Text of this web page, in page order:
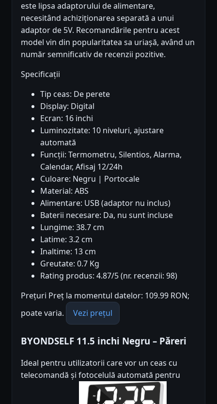
este lipsa adaptorului de alimentare,
necesitând achiziționarea separată a unui
adaptor de 5V. Recomandările pentru acest
model vin din popularitatea sa uriașă, având un
număr semnificativ de recenzii pozitive.
Specificații
Tip ceas: De perete
Display: Digital
Ecran: 16 inchi
Luminozitate: 10 niveluri, ajustare
automată
Funcții: Termometru, Silentios, Alarma,
Calendar, Afisaj 12/24h
Culoare: Negru | Portocale
Material: ABS
Alimentare: USB (adaptor nu inclus)
Baterii necesare: Da, nu sunt incluse
Lungime: 38.7 cm
Latime: 3.2 cm
Inaltime: 13 cm
Greutate: 0.7 Kg
Rating produs: 4.87/5 (nr. recenzii: 98)
Prețuri Preț la momentul datelor: 109.99 RON;
poate varia.
Vezi prețul
BYONDSELF 11.5 inchi Negru – Păreri
Ideal pentru utilizatorii care vor un ceas cu
telecomandă și fotocelulă automată pentru